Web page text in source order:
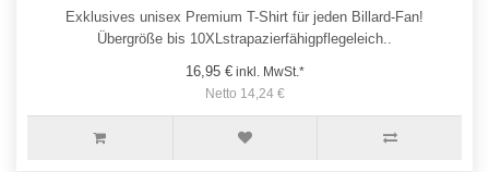
Exklusives unisex Premium T-Shirt für jeden Billard-Fan!
Übergröße bis 10XLstrapazierfähigpflegeleich..
16,95 €inkl. MwSt.*
Netto 14,24 €